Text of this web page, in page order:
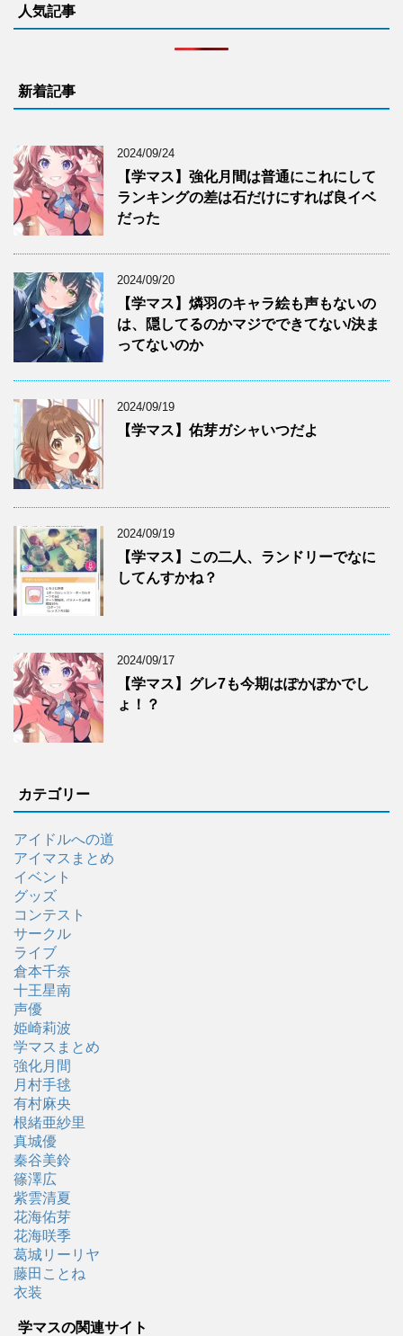
人気記事
新着記事
2024/09/24
【学マス】強化月間は普通にこれにして
ランキングの差は石だけにすれば良イベ
だった
2024/09/20
【学マス】燐羽のキャラ絵も声もないの
は、隠してるのかマジでできてない/決ま
ってないのか
2024/09/19
【学マス】佑芽ガシャいつだよ
2024/09/19
【学マス】この二人、ランドリーでなに
してんすかね？
2024/09/17
【学マス】グレ7も今期はぽかぽかでし
ょ！？
カテゴリー
アイドルへの道
アイマスまとめ
イベント
グッズ
コンテスト
サークル
ライブ
倉本千奈
十王星南
声優
姫崎莉波
学マスまとめ
強化月間
月村手毬
有村麻央
根緒亜紗里
真城優
秦谷美鈴
篠澤広
紫雲清夏
花海佑芽
花海咲季
葛城リーリヤ
藤田ことね
衣装
学マスの関連サイト